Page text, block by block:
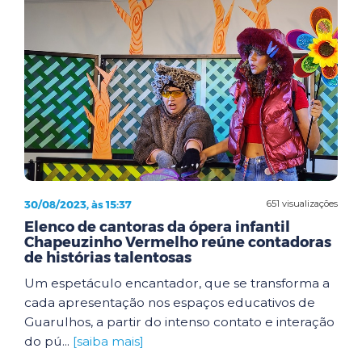
651 visualizações
30/08/2023, às 15:37
Elenco de cantoras da ópera infantil
Chapeuzinho Vermelho reúne contadoras
de histórias talentosas
Um espetáculo encantador, que se transforma a
cada apresentação nos espaços educativos de
Guarulhos, a partir do intenso contato e interação
do pú... [saiba mais]